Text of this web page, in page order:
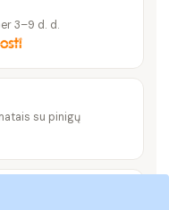
3–9 d. d.
su pinigų